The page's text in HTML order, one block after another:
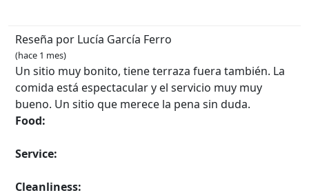
Reseña por Lucía García Ferro
(hace 1 mes)
Un sitio muy bonito, tiene terraza fuera también. La
comida está espectacular y el servicio muy muy
bueno. Un sitio que merece la pena sin duda.
Food:
Service:
Cleanliness: